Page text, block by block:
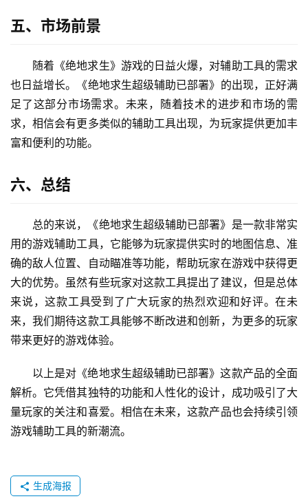
五、市场前景
随着《绝地求生》游戏的日益火爆，对辅助工具的需求
也日益增长。《绝地求生超级辅助已部署》的出现，正好满
足了这部分市场需求。未来，随着技术的进步和市场的需
求，相信会有更多类似的辅助工具出现，为玩家提供更加丰
富和便利的功能。
六、总结
总的来说，《绝地求生超级辅助已部署》是一款非常实
用的游戏辅助工具，它能够为玩家提供实时的地图信息、准
确的敌人位置、自动瞄准等功能，帮助玩家在游戏中获得更
大的优势。虽然有些玩家对这款工具提出了建议，但是总体
来说，这款工具受到了广大玩家的热烈欢迎和好评。在未
来，我们期待这款工具能够不断改进和创新，为更多的玩家
带来更好的游戏体验。
以上是对《绝地求生超级辅助已部署》这款产品的全面
解析。它凭借其独特的功能和人性化的设计，成功吸引了大
量玩家的关注和喜爱。相信在未来，这款产品也会持续引领
游戏辅助工具的新潮流。
生成海报